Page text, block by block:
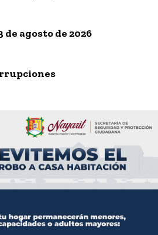
agosto de 2026